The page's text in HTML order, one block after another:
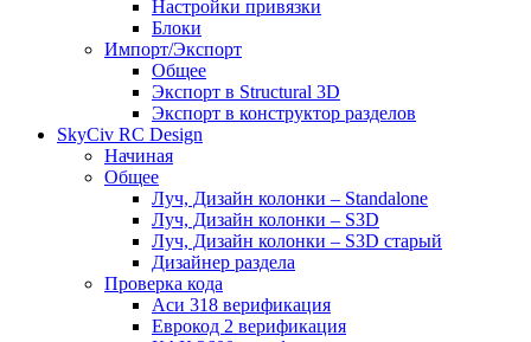
Настройки привязки
Блоки
Импорт/Экспорт
Общее
Экспорт в Structural 3D
Экспорт в конструктор разделов
SkyCiv RC Design
Начиная
Общее
Луч, Дизайн колонки – Standalone
Луч, Дизайн колонки – S3D
Луч, Дизайн колонки – S3D старый
Дизайнер раздела
Проверка кода
Аси 318 верификация
Еврокод 2 верификация